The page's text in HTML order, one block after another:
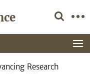
Research